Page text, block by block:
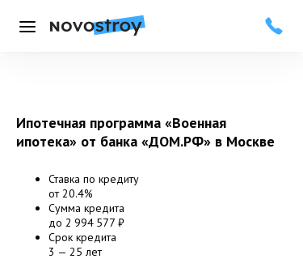
Меню
Ипотечная программа «Военная
ипотека» от банка «ДОМ.РФ» в Москве
Ставка по кредиту
от 20.4%
Сумма кредита
до 2 994 577 ₽
Срок кредита
3 — 25 лет